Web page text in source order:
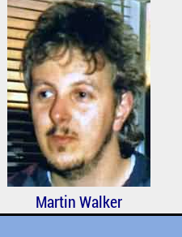
Martin Walker